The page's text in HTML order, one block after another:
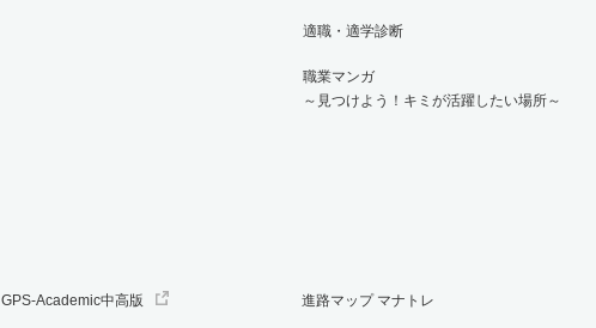
適職・適学診断
職業マンガ
～見つけよう！キミが活躍したい場所～
GPS-Academic中高版 進路マップ マナトレ